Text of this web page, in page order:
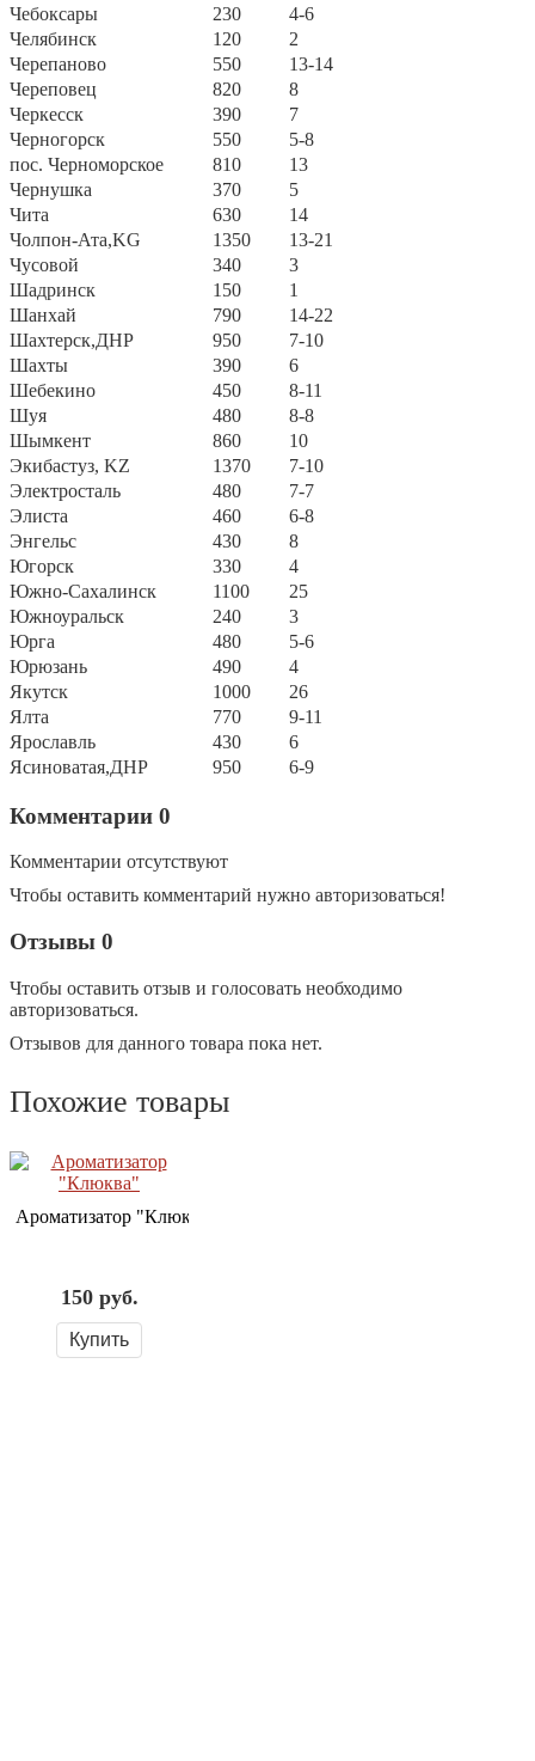
Чебоксары
230
4-6
Челябинск
120
2
Черепаново
550
13-14
Череповец
820
8
Черкесск
390
7
Черногорск
550
5-8
пос. Черноморское
810
13
Чернушка
370
5
Чита
630
14
Чолпон-Ата,KG
1350
13-21
Чусовой
340
3
Шадринск
150
1
Шанхай
790
14-22
Шахтерск,ДНР
950
7-10
Шахты
390
6
Шебекино
450
8-11
Шуя
480
8-8
Шымкент
860
10
Экибастуз, KZ
1370
7-10
Электросталь
480
7-7
Элиста
460
6-8
Энгельс
430
8
Югорск
330
4
Южно-Сахалинск
1100
25
Южноуральск
240
3
Юрга
480
5-6
Юрюзань
490
4
Якутск
1000
26
Ялта
770
9-11
Ярославль
430
6
Ясиноватая,ДНР
950 6-9
Комментарии 0
Комментарии отсутствуют
Чтобы оставить комментарий нужно авторизоваться!
Отзывы 0
Чтобы оcтавить отзыв и голосовать необходимо
авторизоваться.
Отзывов для данного товара пока нет.
Похожие товары
Ароматизатор "Клюква"
150 руб.
Купить